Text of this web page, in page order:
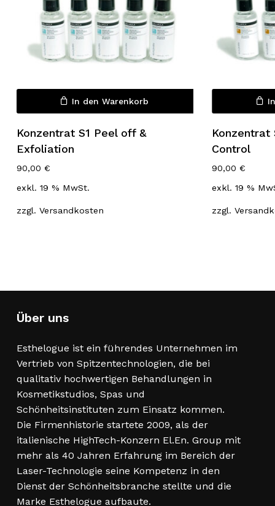
Es befinden sich keine Produkte
im Warenkorb.
Go to shop
In den Warenkorb
Konzentrat S1 Peel off &
Exfoliation
90,00 €
exkl. 19 % MwSt.
zzgl. Versandkosten
Konzentrat
Control
90,00€
exkl. 19 %
zzgl.
Über uns
Esthelogue ist ein führendes Unternehmen im
Vertrieb von Spitzentechnologien, die bei
qualitativ hochwertigen Behandlungen in
Kosmetikstudios, Spas und
Schönheitsinstituten zum Einsatz kommen.
Die Firmenhistorie startete 2009, als der
italienische HighTech-Konzern El.En. Group mit
mehr als 40 Jahren Erfahrung im Bereich der
Laser-Technologie seine Kompetenz in den
Dienst der Schönheitsbranche stellte und die
Marke Esthelogue aufbaute.